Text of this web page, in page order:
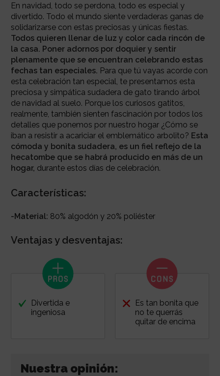
En navidad, todo se perdona, todo es especial y
divertido. Todo el mundo siente verdaderas ganas de
solidarizarse con estas preciosas y únicas fiestas.
Todos quieren llenar de luz y color cada rincón de
la casa. Poner adornos por doquier y sentir
plenamente que se encuentran celebrando estas
fechas tan especiales. Para que tú vayas acorde con
esta celebración tan especial, te presentamos esta
preciosa y simpática sudadera de gato tirando árbol
de navidad al suelo. Porque los curiosos gatitos,
realmente, también sienten fascinación por todos los
detalles que ponemos por nuestro hogar ¿Cómo se
iban a resistir a acariciar el emblemático arbolito? Esta
cómoda y bonita sudadera, es un fiel reflejo de la
hecatombe que se habrá producido en más de un
hogar, durante estos días de celebración.
Características:
-Material: 80% algodón y 20% poliéster
Ventajas y desventajas:
Divertida e
ingeniosa
Es tan bonita que
no te querrás
quitar de encima
Nuestra opinión: